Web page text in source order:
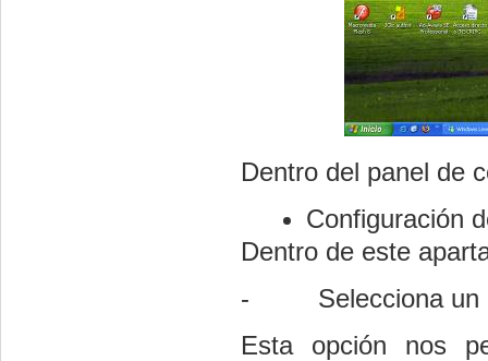
Dentro del panel de
Configuración
Dentro de este
- Selecciona un
Esta opción nos